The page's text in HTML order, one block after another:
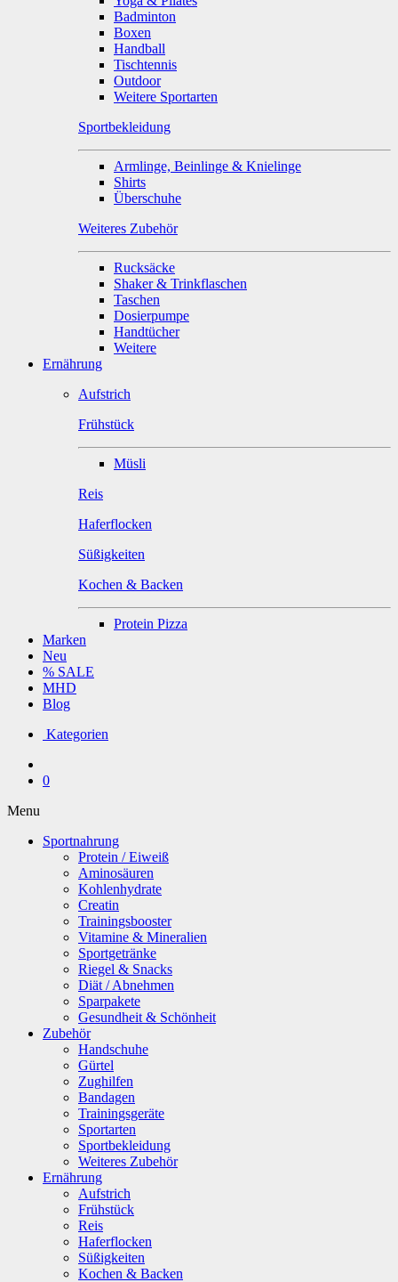
Badminton
Boxen
Handball
Tischtennis
Outdoor
Weitere Sportarten
Sportbekleidung
Armlinge, Beinlinge & Knielinge
Shirts
Überschuhe
Weiteres Zubehör
Rucksäcke
Shaker & Trinkflaschen
Taschen
Dosierpumpe
Handtücher
Weitere
Ernährung
Aufstrich
Frühstück
Müsli
Reis
Haferflocken
Süßigkeiten
Kochen & Backen
Protein Pizza
Marken
Neu
% SALE
MHD
Blog
Kategorien
0
Menu
Sportnahrung
Protein / Eiweiß
Aminosäuren
Kohlenhydrate
Creatin
Trainingsbooster
Vitamine & Mineralien
Sportgetränke
Riegel & Snacks
Diät / Abnehmen
Sparpakete
Gesundheit & Schönheit
Zubehör
Handschuhe
Gürtel
Zughilfen
Bandagen
Trainingsgeräte
Sportarten
Sportbekleidung
Weiteres Zubehör
Ernährung
Aufstrich
Frühstück
Reis
Haferflocken
Süßigkeiten
Kochen & Backen